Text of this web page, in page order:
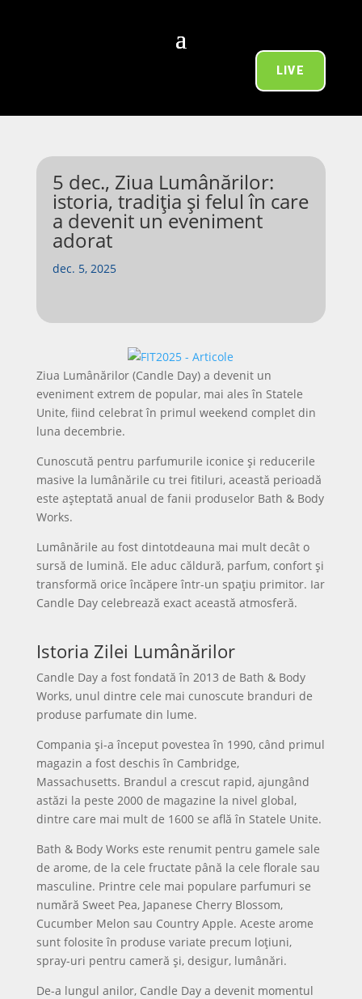
LIVE
5 dec., Ziua Lumânărilor:
istoria, tradiția și felul în care
a devenit un eveniment
adorat
dec. 5, 2025
Ziua Lumânărilor (Candle Day) a devenit un
eveniment extrem de popular, mai ales în Statele
Unite, fiind celebrat în primul weekend complet din
luna decembrie.
Cunoscută pentru parfumurile iconice și reducerile
masive la lumânările cu trei fitiluri, această perioadă
este așteptată anual de fanii produselor Bath & Body
Works.
Lumânările au fost dintotdeauna mai mult decât o
sursă de lumină. Ele aduc căldură, parfum, confort și
transformă orice încăpere într-un spațiu primitor. Iar
Candle Day celebrează exact această atmosferă.
Istoria Zilei Lumânărilor
Candle Day a fost fondată în 2013 de Bath & Body
Works, unul dintre cele mai cunoscute branduri de
produse parfumate din lume.
Compania și-a început povestea în 1990, când primul
magazin a fost deschis în Cambridge,
Massachusetts. Brandul a crescut rapid, ajungând
astăzi la peste 2000 de magazine la nivel global,
dintre care mai mult de 1600 se află în Statele Unite.
Bath & Body Works este renumit pentru gamele sale
de arome, de la cele fructate până la cele florale sau
masculine. Printre cele mai populare parfumuri se
numără Sweet Pea, Japanese Cherry Blossom,
Cucumber Melon sau Country Apple. Aceste arome
sunt folosite în produse variate precum loțiuni,
spray-uri pentru cameră și, desigur, lumânări.
De-a lungul anilor, Candle Day a devenit momentul